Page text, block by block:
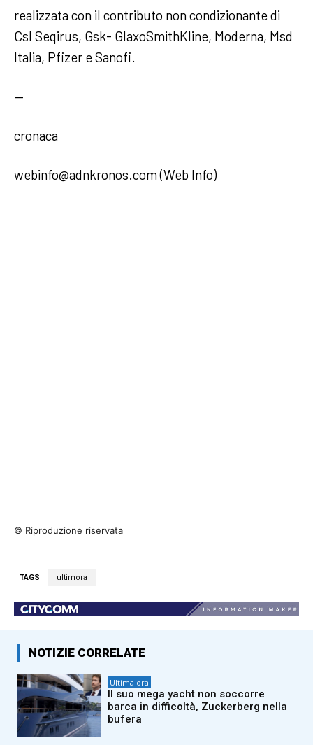
realizzata con il contributo non condizionante di
Csl Seqirus, Gsk- GlaxoSmithKline, Moderna, Msd
Italia, Pfizer e Sanofi.
—
cronaca
webinfo@adnkronos.com (Web Info)
© Riproduzione riservata
TAGS ultimora
NOTIZIE CORRELATE
Ultima ora
Il suo mega yacht non soccorre
barca in difficoltà, Zuckerberg nella
bufera